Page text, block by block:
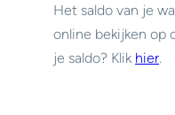
Het saldo van je
online bekijken op
je saldo? Klik hier